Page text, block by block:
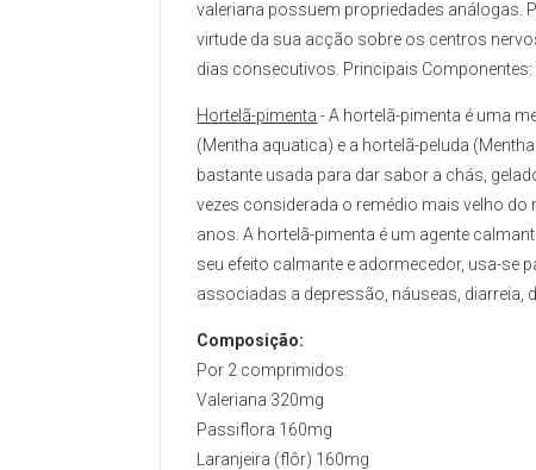
valeriana possuem propriedades análogas.
virtude da sua acção sobre os centros
dias consecutivos. Principais
Hortelã-pimenta - A hortelã-pimenta é uma
(Mentha aquatica) e a hortelã-peluda
bastante usada para dar sabor a chás,
vezes considerada o remédio mais velho
anos. A hortelã-pimenta é um agente
seu efeito calmante e adormecedor, usa-se
associadas a depressão, náuseas, diarreia,
Composição:
Por 2 comprimidos:
Valeriana 320mg
Passiflora 160mg
Laranjeira (flôr) 160mg